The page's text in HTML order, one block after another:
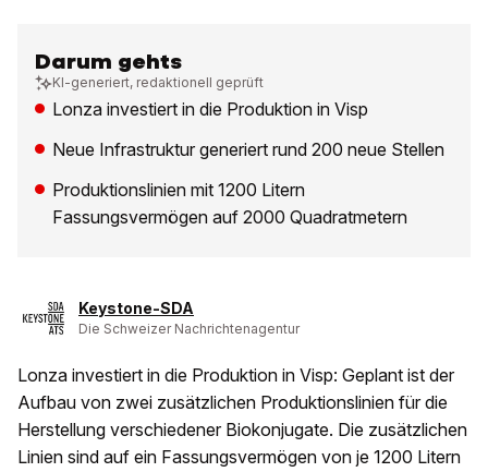
Darum gehts
KI-generiert, redaktionell geprüft
Lonza investiert in die Produktion in Visp
Neue Infrastruktur generiert rund 200 neue Stellen
Produktionslinien mit 1200 Litern
Fassungsvermögen auf 2000 Quadratmetern
Keystone-SDA
Die Schweizer Nachrichtenagentur
Lonza investiert in die Produktion in Visp: Geplant ist der
Aufbau von zwei zusätzlichen Produktionslinien für die
Herstellung verschiedener Biokonjugate. Die zusätzlichen
Linien sind auf ein Fassungsvermögen von je 1200 Litern